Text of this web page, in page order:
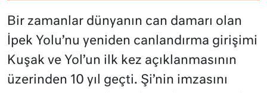
Bir zamanlar dünyanın can damarı olan
İpek Yolu’nu yeniden canlandırma girişimi
Kuşak ve Yol’un ilk kez açıklanmasının
üzerinden 10 yıl geçti. Şi’nin imzasını